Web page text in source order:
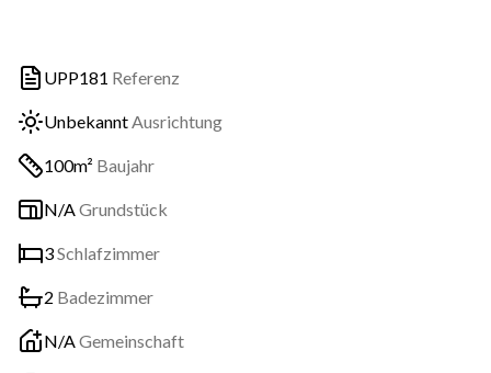
UPP181 Referenz
UnbekanntAusrichtung
100m² Baujahr
N/AGrundstück
3Schlafzimmer
2 Badezimmer
N/AGemeinschaft